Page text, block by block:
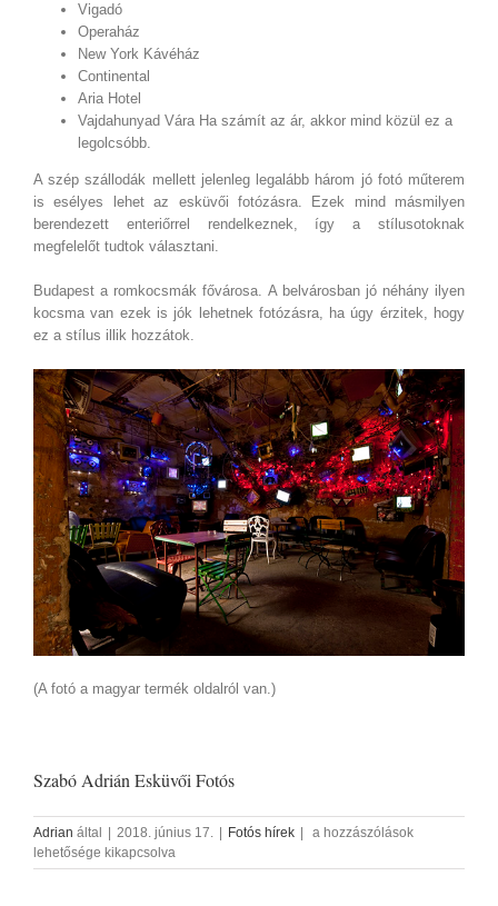
Vigadó
Operaház
New York Kávéház
Continental
Aria Hotel
Vajdahunyad Vára Ha számít az ár, akkor mind közül ez a
legolcsóbb.
A szép szállodák mellett jelenleg legalább három jó fotó műterem
is esélyes lehet az esküvői fotózásra. Ezek mind másmilyen
berendezett enteriőrrel rendelkeznek, így a stílusotoknak
megfelelőt tudtok választani.
Budapest a romkocsmák fővárosa. A belvárosban jó néhány ilyen
kocsma van ezek is jók lehetnek fotózásra, ha úgy érzitek, hogy
ez a stílus illik hozzátok.
(A fotó a magyar termék oldalról van.)
Szabó Adrián Esküvői Fotós
Adrian által 2018. június 17. Fotós hírek
Beltéri
Fotózás
a hozzászólások
lehetősége kikapcsolva